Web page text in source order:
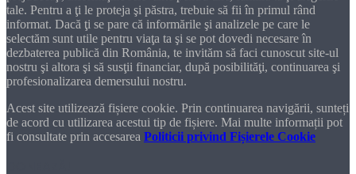
tale. Pentru a ţi le proteja şi păstra, trebuie să fii în primul rând
informat. Dacă ţi se pare că informările şi analizele pe care le
selectăm sunt utile pentru viaţa ta şi se pot dovedi necesare în
dezbaterea publică din România, te invităm să faci cunoscut site-ul
nostru şi altora şi să susţii financiar, după posibilităţi, continuarea şi
profesionalizarea demersului nostru.
Acest site utilizează fișiere cookie. Prin continuarea navigării, sunteți
de acord cu utilizarea acestui tip de fișiere. Mai multe informații pot
fi consultate prin accesarea Politicii privind Fișierele Cookie